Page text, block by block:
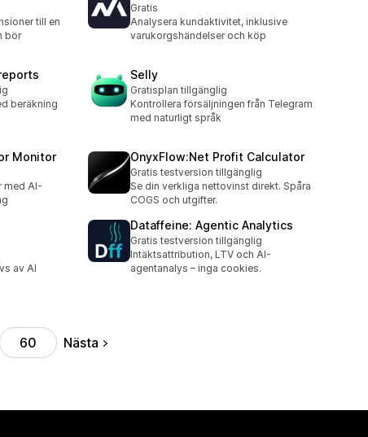
till en
bör
Gratis
Analysera kundaktivitet, inklusive
varukorgshändelser och köp
beräkning
Selly
Gratisplan tillgänglig
Kontrollera försäljningen från Telegram
med naturligt språk
Monitor
med AI-
OnyxFlow:Net Profit Calculator
Gratis testversion tillgänglig
Se din verkliga nettovinst direkt. Spåra
COGS och utgifter.
av AI
Dataffeine: Agentic Analytics
Gratis testversion tillgänglig
Intäktsattribution, LTV och AI-
agentanalys – inga cookies.
60 Nästa